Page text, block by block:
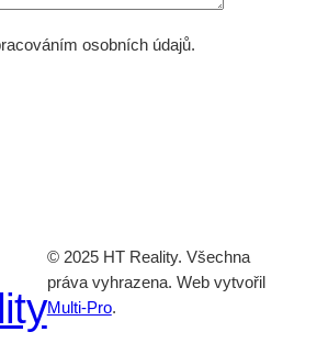
osobních údajů.
© 2025 HT Reality. Všechna
práva vyhrazena. Web vytvořil
Multi-Pro.